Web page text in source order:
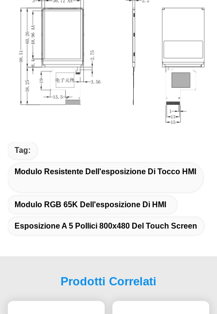
Tag:
Modulo Resistente Dell'esposizione Di Tocco HMI
Modulo RGB 65K Dell'esposizione Di HMI
Esposizione A 5 Pollici 800x480 Del Touch Screen
Prodotti Correlati